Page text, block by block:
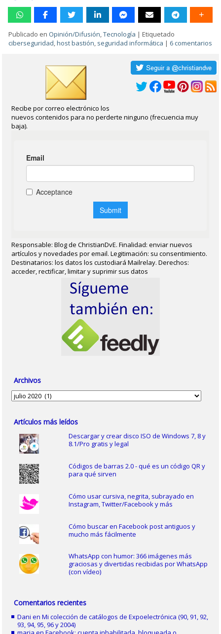
Publicado en Opinión/Difusión,Tecnología |Etiquetado
ciberseguridad,host bastión, seguridad informática | 6 comentarios
Recibe por correo electrónico los
nuevos contenidos para no perderte ninguno (frecuencia muy
baja).
Responsable: Blog de ChristianDvE. Finalidad: enviar nuevos
artículos y novedades por email. Legitimación: su consentimiento.
Destinatarios: los datos los custodiará Mailrelay. Derechos:
acceder, rectificar, limitar y suprimir sus datos
Archivos
Archivos
Artículos más leídos
Descargar y crear disco ISO de Windows 7, 8 y
8.1/Pro gratis y legal
Códigos de barras 2.0 - qué es un código QR y
para qué sirven
Cómo usar cursiva, negrita, subrayado en
Instagram, Twitter/Facebook y más
Cómo buscar en Facebook post antiguos y
mucho más fácilmente
WhatsApp con humor: 366 imágenes más
graciosas y divertidas recibidas por WhatsApp
(con vídeo)
Comentarios recientes
Dani enMi colección de catálogos de Expoelectrónica (90, 91, 92,
93, 94, 95, 96 y 2004)